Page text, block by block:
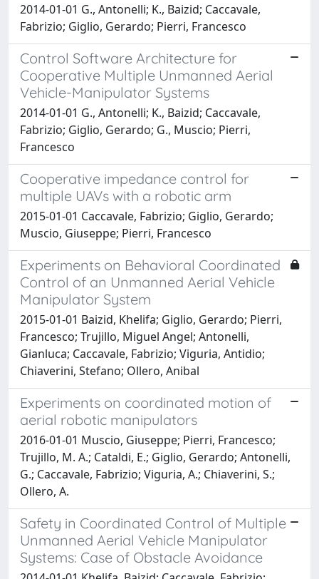
2014-01-01 G., Antonelli; K., Baizid; Caccavale,
Fabrizio; Giglio, Gerardo; Pierri, Francesco
Control Software Architecture for
Cooperative Multiple Unmanned Aerial
Vehicle-Manipulator Systems
2014-01-01 G., Antonelli; K., Baizid; Caccavale,
Fabrizio; Giglio, Gerardo; G., Muscio; Pierri,
Francesco
Cooperative impedance control for
multiple UAVs with a robotic arm
2015-01-01 Caccavale, Fabrizio; Giglio, Gerardo;
Muscio, Giuseppe; Pierri, Francesco
Experiments on Behavioral Coordinated
Control of an Unmanned Aerial Vehicle
Manipulator System
2015-01-01 Baizid, Khelifa; Giglio, Gerardo; Pierri,
Francesco; Trujillo, Miguel Angel; Antonelli,
Gianluca; Caccavale, Fabrizio; Viguria, Antidio;
Chiaverini, Stefano; Ollero, Anibal
Experiments on coordinated motion of
aerial robotic manipulators
2016-01-01 Muscio, Giuseppe; Pierri, Francesco;
Trujillo, M. A.; Cataldi, E.; Giglio, Gerardo; Antonelli,
G.; Caccavale, Fabrizio; Viguria, A.; Chiaverini, S.;
Ollero, A.
Safety in Coordinated Control of Multiple
Unmanned Aerial Vehicle Manipulator
Systems: Case of Obstacle Avoidance